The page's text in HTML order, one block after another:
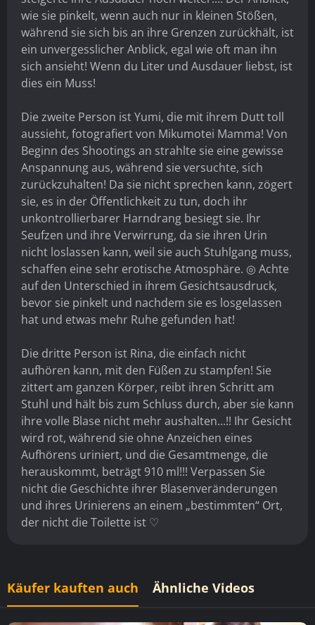
wie sie pinkelt, wenn auch nur in kleinen Stößen,
während sie sich bis an ihre Grenzen zurückhält, ist
ein unvergesslicher Anblick, egal wie oft man ihn
sich ansieht! Wenn du Liter und Ausdauer liebst, ist
dies ein Muss!
Die zweite Person ist Yumi, die mit ihrem Dutt toll
aussieht, fotografiert von Mikumotei Mamma! Von
Beginn des Shootings an strahlte sie eine gewisse
Anspannung aus, während sie versuchte, sich
zurückzuhalten! Da sie nicht sprechen kann, zögert
sie, es in der Öffentlichkeit zu tun, doch ihr
unkontrollierbarer Harndrang besiegt sie. Ihr
Seufzen und ihre Verwirrung, da sie ihren Urin
nicht loslassen kann, weil sie auch Stuhlgang muss,
schaffen eine sehr erotische Atmosphäre. ◎ Achte
auf den Unterschied in ihrem Gesichtsausdruck,
bevor sie pinkelt und nachdem sie es losgelassen
hat und etwas mehr Ruhe gefunden hat!
Die dritte Person ist Rina, die einfach nicht
aufhören kann, mit den Füßen zu stampfen! Sie
zittert am ganzen Körper, reibt ihren Schritt am
Stuhl und hält bis zum Schluss durch, aber sie kann
ihre volle Blase nicht mehr aushalten...!! Ihr Gesicht
wird rot, während sie ohne Anzeichen eines
Aufhörens uriniert, und die Gesamtmenge, die
herauskommt, beträgt 910 ml!!! Verpassen Sie
nicht die Geschichte ihrer Blasenveränderungen
und ihres Urinierens an einem „bestimmten“ Ort,
der nicht die Toilette ist ♡
Käufer kauften auch Ähnliche Videos